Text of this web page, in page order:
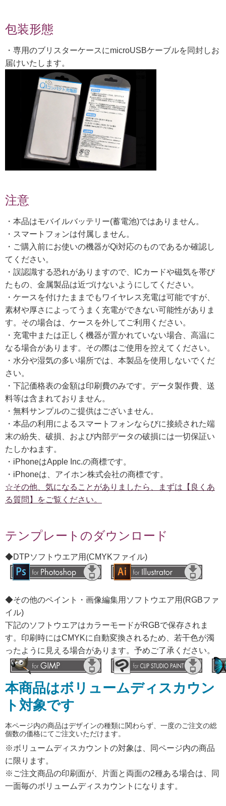
包装形態
・専用のブリスターケースにmicroUSBケーブルを同封しお
届けいたします。
注意
・本品はモバイルバッテリー(蓄電池)ではありません。
・スマートフォンは付属しません。
・ご購入前にお使いの機器がQi対応のものであるか確認し
てください。
・誤認識する恐れがありますので、ICカードや磁気を帯び
たもの、金属製品は近づけないようにしてください。
・ケースを付けたままでもワイヤレス充電は可能ですが、
素材や厚さによってうまく充電ができない可能性がありま
す。その場合は、ケースを外してご利用ください。
・充電中または正しく機器が置かれていない場合、高温に
なる場合があります。その際はご使用を控えてください。
・水分や湿気の多い場所では、本製品を使用しないでくだ
さい。
・下記価格表の金額は印刷費のみです。データ製作費、送
料等は含まれておりません。
・無料サンプルのご提供はございません。
・本品の利用によるスマートフォンならびに接続された端
末の紛失、破損、および内部データの破損には一切保証い
たしかねます。
・iPhoneはApple Inc.の商標です。
・iPhoneは、アイホン株式会社の商標です。
☆その他、気になることがありましたら、まずは【良くあ
る質問】をご覧ください。
テンプレートのダウンロード
◆DTPソフトウエア用(CMYKファイル)
◆その他のペイント・画像編集用ソフトウエア用(RGBファ
イル)
下記のソフトウエアはカラーモードがRGBで保存されま
す。印刷時にはCMYKに自動変換されるため、若干色が濁
ったように見える場合があります。予めご了承ください。
本商品はボリュームディスカウン
ト対象です
本ページ内の商品はデザインの種類に関わらず、一度のご注文の総
個数の価格にてご注文いただけます。
※ボリュームディスカウントの対象は、同ページ内の商品
に限ります。
※ご注文商品の印刷面が、片面と両面の2種ある場合は、同
一面毎のボリュームディスカウントになります。